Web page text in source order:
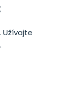
Užívajte